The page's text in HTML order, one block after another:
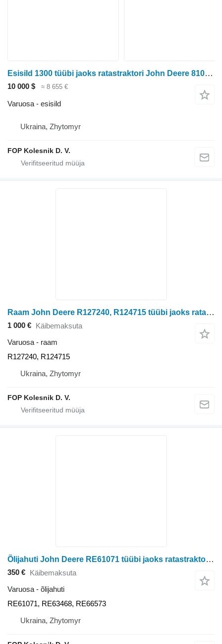
Esisild 1300 tüübi jaoks ratastraktori John Deere 8100, 8200, 8300, 8400
10 000 $ ≈ 8 655 €
Varuosa - esisild
Ukraina, Zhytomyr
FOP Kolesnik D. V.
Raam John Deere R127240, R124715 tüübi jaoks ratastraktori John Deere 8400
1 000 € Käibemaksuta
Varuosa - raam
R127240, R124715
Ukraina, Zhytomyr
FOP Kolesnik D. V.
Õlijahuti John Deere RE61071 tüübi jaoks ratastraktori John Deere 8100, 8200, 8300, 8400
350 € Käibemaksuta
Varuosa - õlijahuti
RE61071, RE63468, RE66573
Ukraina, Zhytomyr